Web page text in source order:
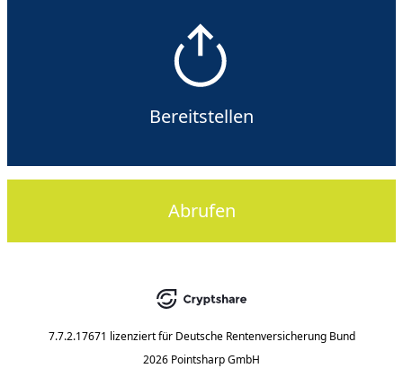
Bereitstellen
Abrufen
7.7.2.17671 lizenziert für Deutsche Rentenversicherung Bund
2026 Pointsharp GmbH